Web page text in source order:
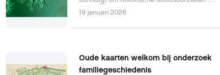
onderzoeken en te indexeren en zo de
19 januari 2026
Oude kaarten welkom bij onderzoek
familiegeschiedenis